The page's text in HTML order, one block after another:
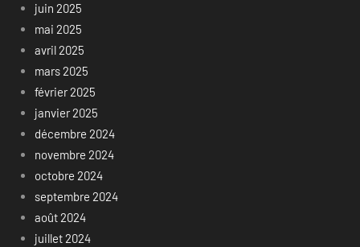
juin 2025
mai 2025
avril 2025
mars 2025
février 2025
janvier 2025
décembre 2024
novembre 2024
octobre 2024
septembre 2024
août 2024
juillet 2024